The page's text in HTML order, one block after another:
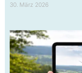
30. März 2026